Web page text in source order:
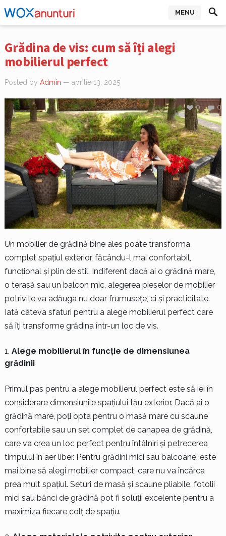
MENU
Grădina de vis: cum să îți alegi
mobilierul perfect
Posted by Admin — aprilie 13, 2025
0
0
Un mobilier de grădină bine ales poate transforma
complet spațiul exterior, făcându-l mai confortabil,
funcțional și plin de stil. Indiferent dacă ai o grădină mare,
o terasă sau un balcon mic, alegerea pieselor de mobilier
potrivite va adăuga nu doar frumusețe, ci și practicitate.
Iată câteva sfaturi pentru a alege mobilierul perfect care
să îți transforme grădina într-un loc de vis.
Alege mobilierul în funcție de dimensiunea
grădinii
Primul pas pentru a alege mobilierul perfect este să iei în
considerare dimensiunile spațiului tău exterior. Dacă ai o
grădină mare, poți opta pentru o masă mare cu scaune
confortabile sau un set complet de canapea de grădină,
care va crea un loc perfect pentru întâlniri și petrecerea
timpului în aer liber. Pentru grădini mici sau balcoane, este
mai bine să alegi mobilier compact, care nu va încărca
prea mult spațiul. Seturi de masă și scaune pliabile, fotolii
mici sau bănci de grădină pot fi soluții excelente pentru a
maximiza fiecare colț de spațiu.